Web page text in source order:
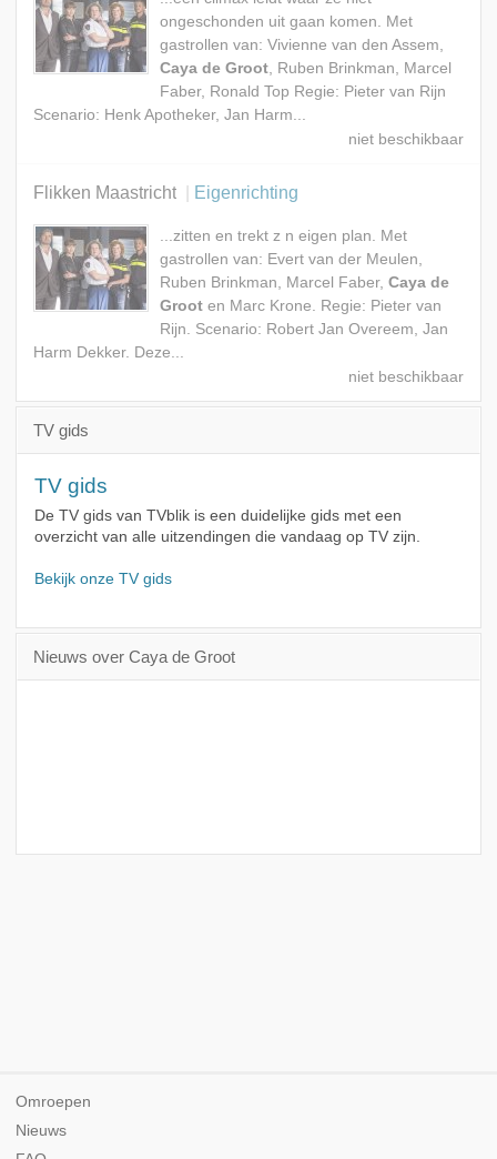
ongeschonden uit gaan komen. Met
gastrollen van: Vivienne van den Assem,
Caya de Groot, Ruben Brinkman, Marcel
Faber, Ronald Top Regie: Pieter van Rijn
Scenario: Henk Apotheker, Jan Harm...
Flikken Maastricht Eigenrichting
...zitten en trekt z n eigen plan. Met
gastrollen van: Evert van der Meulen,
Ruben Brinkman, Marcel Faber, Caya de
Grooten Marc Krone. Regie: Pieter van
Rijn. Scenario: Robert Jan Overeem, Jan
Harm Dekker. Deze...
TV gids
TV gids
De TV gids van TVblik is een duidelijke gids met een
overzicht van alle uitzendingen die vandaag op TV zijn.
Bekijk onze TV gids
Nieuws over Caya de Groot
Omroepen
Nieuws